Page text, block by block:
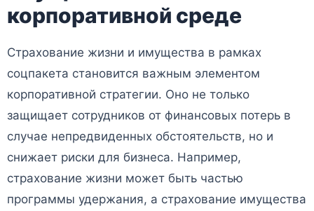
корпоративной среде
Страхование жизни и имущества в рамках
соцпакета становится важным элементом
корпоративной стратегии. Оно не только
защищает сотрудников от финансовых потерь в
случае непредвиденных обстоятельств, но и
снижает риски для бизнеса. Например,
страхование жизни может быть частью
программы удержания, а страхование имущества